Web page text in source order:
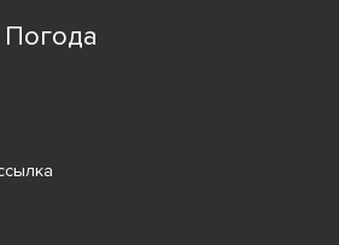
Погода